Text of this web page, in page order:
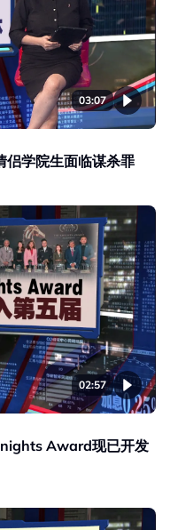
03:07
侣学院生面临谋杀罪
02:57
Award现已开发